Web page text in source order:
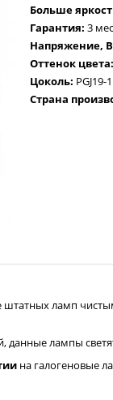
Больше
Гарантия: 3
Напряжение,
Оттенок
Цоколь: PGJ19-1
Страна
штатных ламп
данные лампы
на галогеновые